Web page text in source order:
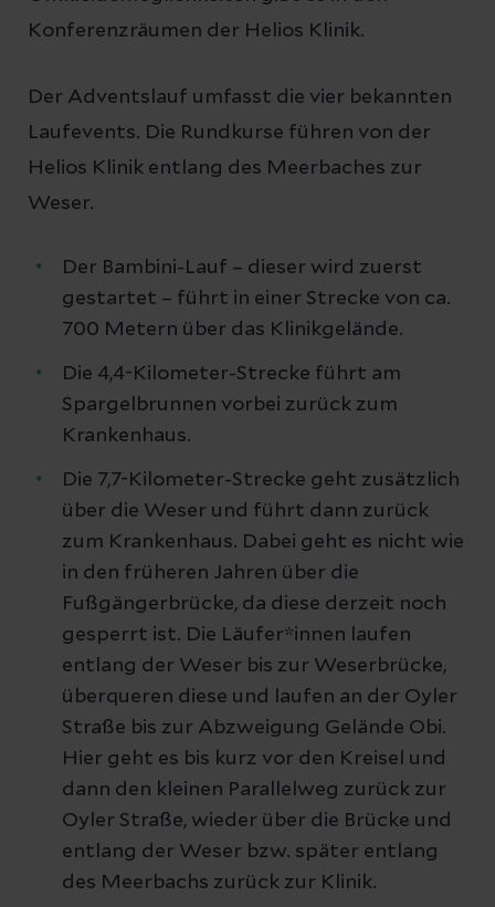
Konferenzräumen der Helios Klinik.
Der Adventslauf umfasst die vier bekannten
Laufevents. Die Rundkurse führen von der
Helios Klinik entlang des Meerbaches zur
Weser.
Der Bambini-Lauf – dieser wird zuerst
gestartet – führt in einer Strecke von ca.
700 Metern über das Klinikgelände.
Die 4,4-Kilometer-Strecke führt am
Spargelbrunnen vorbei zurück zum
Krankenhaus.
Die 7,7-Kilometer-Strecke geht zusätzlich
über die Weser und führt dann zurück
zum Krankenhaus. Dabei geht es nicht wie
in den früheren Jahren über die
Fußgängerbrücke, da diese derzeit noch
gesperrt ist. Die Läufer*innen laufen
entlang der Weser bis zur Weserbrücke,
überqueren diese und laufen an der Oyler
Straße bis zur Abzweigung Gelände Obi.
Hier geht es bis kurz vor den Kreisel und
dann den kleinen Parallelweg zurück zur
Oyler Straße, wieder über die Brücke und
entlang der Weser bzw. später entlang
des Meerbachs zurück zur Klinik.